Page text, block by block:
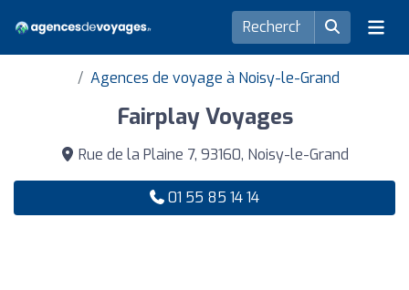
Agences de voyage à Noisy-le-Grand
Fairplay Voyages
Rue de la Plaine 7, 93160, Noisy-le-Grand
01 55 85 14 14